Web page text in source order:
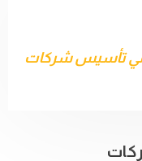
تأسيس شركات